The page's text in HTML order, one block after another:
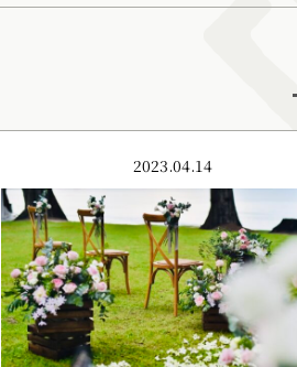
2023.04.14